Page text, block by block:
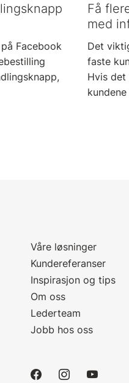
Facebook
Få
med
Det
faste
Hvis det
Våre løsninger
Kundereferanser
Inspirasjon og tips
Om oss
Lederteam
Jobb hos oss